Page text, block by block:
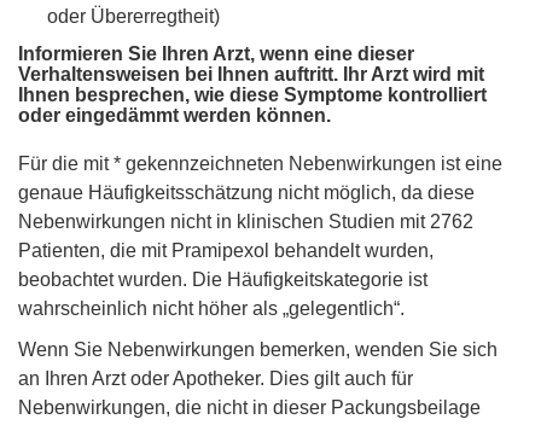
oder Übererregtheit)
Informieren Sie Ihren Arzt, wenn eine dieser
Verhaltensweisen bei Ihnen auftritt. Ihr Arzt wird mit
Ihnen besprechen, wie diese Symptome kontrolliert
oder eingedämmt werden können.
Für die mit * gekennzeichneten Nebenwirkungen ist eine
genaue Häufigkeitsschätzung nicht möglich, da diese
Nebenwirkungen nicht in klinischen Studien mit 2762
Patienten, die mit Pramipexol behandelt wurden,
beobachtet wurden. Die Häufigkeitskategorie ist
wahrscheinlich nicht höher als „gelegentlich“.
Wenn Sie Nebenwirkungen bemerken, wenden Sie sich
an Ihren Arzt oder Apotheker. Dies gilt auch für
Nebenwirkungen, die nicht in dieser Packungsbeilage